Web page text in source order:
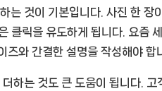
는 것이 기본입니다. 사진 한
클릭을 유도하게 됩니다. 요즘
즈와 간결한 설명을 작성해야
하는 것도 큰 도움이 됩니다.